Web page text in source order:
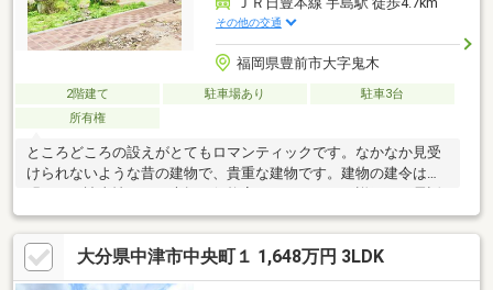
その他の交通
福岡県豊前市大字鬼木
2階建て 駐車場あり
駐車3台
所有権
ところどころの設えがとてもロマンティックです。なかなか見受
けられないような昔の建物で、貴重な建物です。建物の建令は不
で担当へお問合せください。いつでも案内できます。物置を解体
し駐車スペース4台～6台停められそうなスペースが出来ました。
この建物の良さがわかる方におすすめしたい！。昭和レトロの良
さを生かして、アンティークショップや和風レストラン、古民家
大分県中津市中央町１ 1,648万円 3LDK